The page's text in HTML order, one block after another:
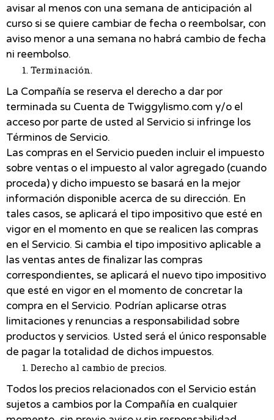
avisar al menos con una semana de anticipación al
curso si se quiere cambiar de fecha o reembolsar, con
aviso menor a una semana no habrá cambio de fecha
ni reembolso.
Terminación.
La Compañía se reserva el derecho a dar por
terminada su Cuenta de Twiggylismo.com y/o el
acceso por parte de usted al Servicio si infringe los
Términos de Servicio.
Las compras en el Servicio pueden incluir el impuesto
sobre ventas o el impuesto al valor agregado (cuando
proceda) y dicho impuesto se basará en la mejor
información disponible acerca de su dirección. En
tales casos, se aplicará el tipo impositivo que esté en
vigor en el momento en que se realicen las compras
en el Servicio. Si cambia el tipo impositivo aplicable a
las ventas antes de finalizar las compras
correspondientes, se aplicará el nuevo tipo impositivo
que esté en vigor en el momento de concretar la
compra en el Servicio. Podrían aplicarse otras
limitaciones y renuncias a responsabilidad sobre
productos y servicios. Usted será el único responsable
de pagar la totalidad de dichos impuestos.
Derecho al cambio de precios.
Todos los precios relacionados con el Servicio están
sujetos a cambios por la Compañía en cualquier